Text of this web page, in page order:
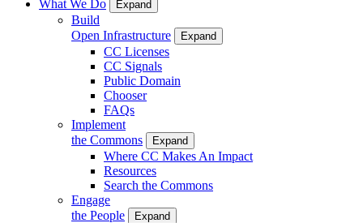
What We Do
Expand
Build
Open Infrastructure
Expand
CC Licenses
CC Signals
Public Domain
Chooser
FAQs
Implement
the Commons
Expand
Where CC Makes An Impact
Resources
Search the Commons
Engage
the People
Expand